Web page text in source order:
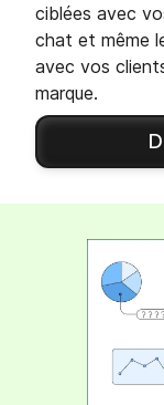
ciblées avec
chat et même
avec vos
marque.